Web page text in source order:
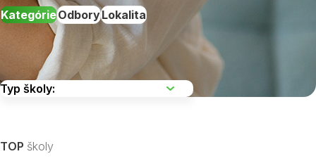
KategórieOdboryLokalita
TOP školy